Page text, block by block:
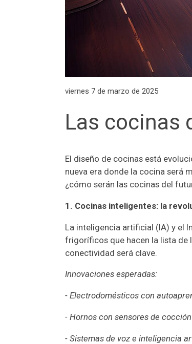
viernes 7 de marzo de 2025
Las cocinas
El diseño de cocinas está
nueva era donde la cocina será
¿cómo serán las cocinas del
1. Cocinas inteligentes: la
La inteligencia artificial (IA) y el
frigoríficos que hacen la lista de
conectividad será clave.
Innovaciones esperadas:
- Electrodomésticos con
- Hornos con sensores de
- Sistemas de voz e inteligencia